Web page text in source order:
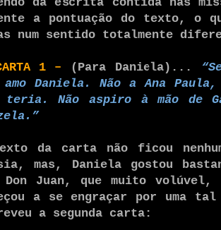
da escrita contida nas
a pontuação do texto, o
num sentido totalmente
1 – (Para Daniela)...
amo Daniela. Não a Ana Paula,
teria. Não aspiro à mão de
da carta não ficou
mas, Daniela gostou
Don Juan, que muito volúvel,
a se engraçar por uma
a segunda carta: